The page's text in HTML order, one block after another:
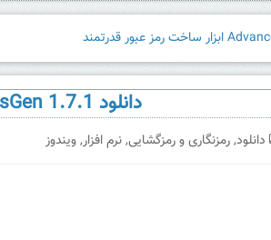
دانلود Advanced PassGen 1.7.1 ابزار ساخت رمز عبور قدرتمند
دانلود,رمزنگاری و رمزگشایی,نرم افزار,ویندوز